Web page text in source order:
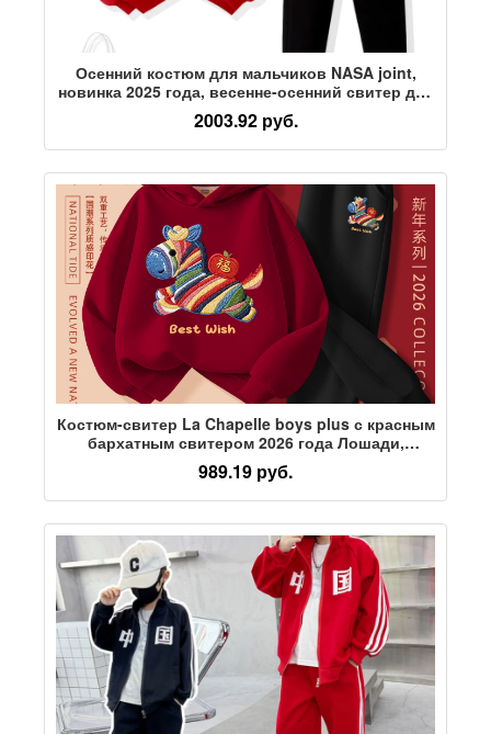
Осенний костюм для мальчиков NASA joint,
новинка 2025 года, весенне-осенний свитер для
больших детей, красная спортивная одежда
для девочек
2003.92 руб.
Костюм-свитер La Chapelle boys plus с красным
бархатным свитером 2026 года Лошади,
новогодняя одежда, детская новогодняя
одежда, мужское сокровище
989.19 руб.